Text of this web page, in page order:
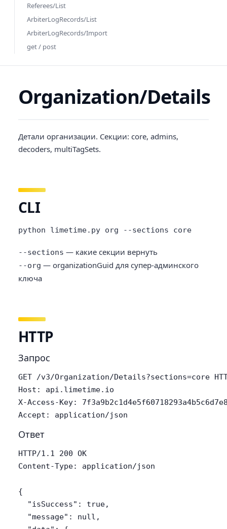
Referees/List
ArbiterLogRecords/List
ArbiterLogRecords/Import
get / post
Organization/Details
Детали организации. Секции: core, admins,
decoders, multiTagSets.
CLI
python limetime.py org --sections core
--sections — какие секции вернуть
--org — organizationGuid для супер-админского
ключа
HTTP
Запрос
GET /v3/Organization/Details?sections=core
Host: api.limetime.io
X-Access-Key:
Accept: application/json
Ответ
HTTP/1.1 200 OK
Content-Type: application/json
{
  "isSuccess": true,
  "message": null,